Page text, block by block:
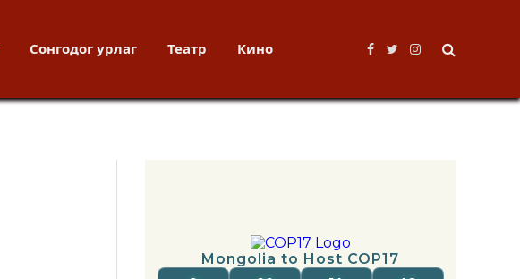
Сонгодог урлаг Театр Кино
Facebook
TwitterInstagram